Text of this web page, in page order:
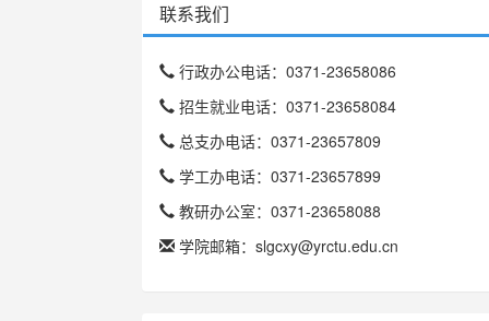
联系我们
行政办公电话：0371-23658086
招生就业电话：0371-23658084
总支办电话：0371-23657809
学工办电话：0371-23657899
教研办公室：0371-23658088
学院邮箱：slgcxy@yrctu.edu.cn